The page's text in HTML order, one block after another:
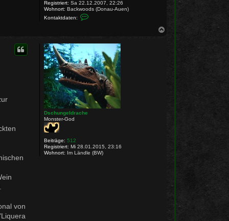
y
Registriert: Sa 22.12.2007, 22:26
Wohnort: Backwoods (Donau-Auen)
Kontaktdaten:
k
d
a
t
e
n
o
c
h
Dschungeldrache
Monster-God
Beiträge: 512
Registriert: Mi 28.01.2015, 23:16
Wohnort: Im Ländle (BW)
von